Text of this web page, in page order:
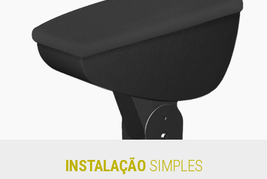
INSTALAÇÃO SIMPLES